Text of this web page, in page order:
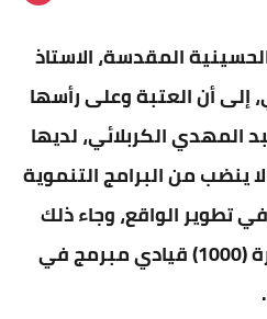
المقدسة، الاستاذ
إلى أن العتبة وعلى رأسها
المهدي الكربلائي، لديها
من البرامج التنموية
تطوير الواقع، وجاء ذلك
خلال فعاليات اطلاق مبادرة (1000) قيادي مبرمج في